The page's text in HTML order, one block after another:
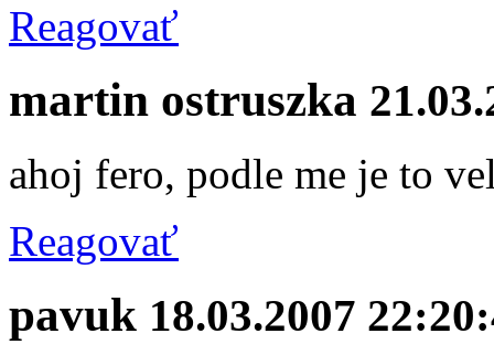
Reagovať
martin ostruszka
ahoj fero, podle me je to
Reagovať
pavuk 18.03.2007